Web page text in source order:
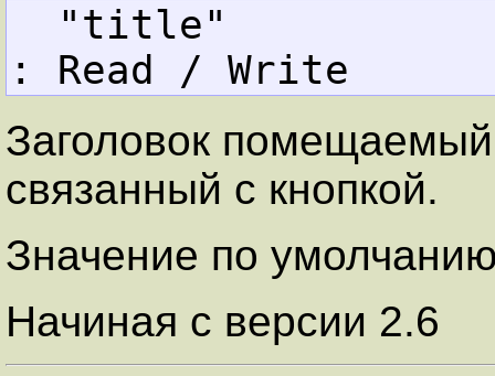
: Read / Write
Заголовок
связанный с кнопкой.
Значение по
Начиная с версии 2.6